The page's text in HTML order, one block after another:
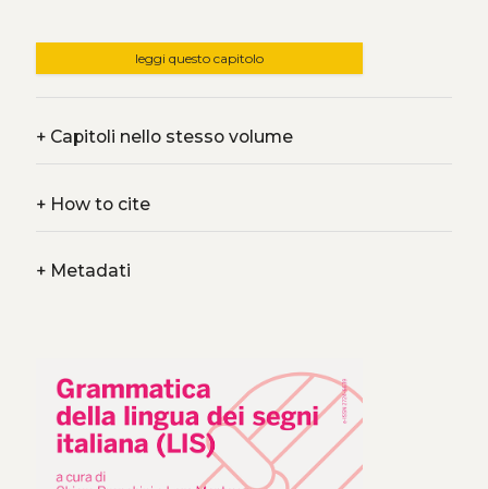
leggi questo capitolo
+Capitoli nello stesso volume
+How to cite
+Metadati